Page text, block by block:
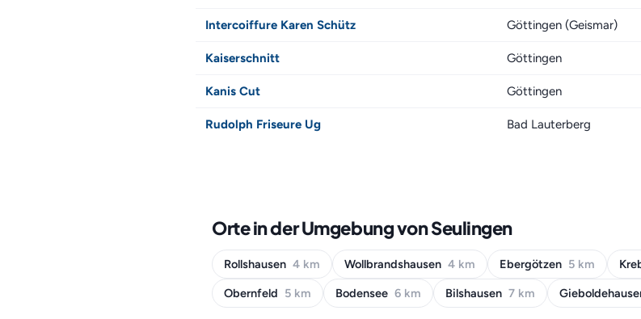
Intercoiffure Karen Schütz Göttingen (Geismar)
Kaiserschnitt Göttingen
Kanis Cut Göttingen
Rudolph Friseure Ug Bad Lauterberg
Orte in der Umgebung von Seulingen
Rollshausen 4 km Wollbrandshausen 4 km Ebergötzen 5 km
Obernfeld 5 km Bodensee 6 km Bilshausen 7 km